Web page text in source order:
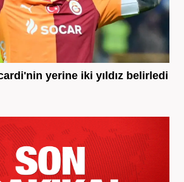
yerine iki yıldız belirledi